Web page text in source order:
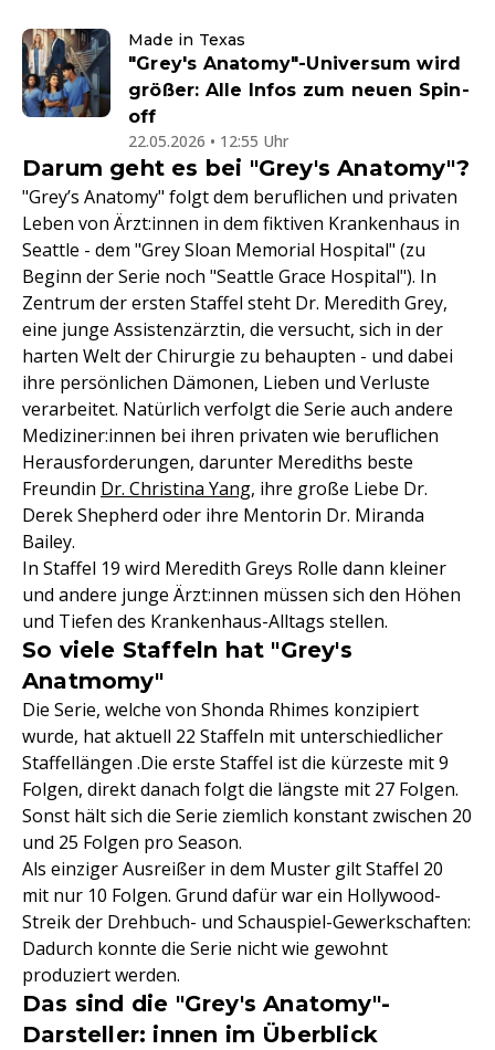
Made in Texas
"Grey's Anatomy"-Universum wird
größer: Alle Infos zum neuen Spin-
off
22.05.2026 • 12:55 Uhr
Darum geht es bei "Grey's Anatomy"?
"Grey’s Anatomy" folgt dem beruflichen und privaten
Leben von Ärzt:innen in dem fiktiven Krankenhaus in
Seattle - dem "Grey Sloan Memorial Hospital" (zu
Beginn der Serie noch "Seattle Grace Hospital"). In
Zentrum der ersten Staffel steht Dr. Meredith Grey,
eine junge Assistenzärztin, die versucht, sich in der
harten Welt der Chirurgie zu behaupten - und dabei
ihre persönlichen Dämonen, Lieben und Verluste
verarbeitet. Natürlich verfolgt die Serie auch andere
Mediziner:innen bei ihren privaten wie beruflichen
Herausforderungen, darunter Merediths beste
Freundin Dr. Christina Yang, ihre große Liebe Dr.
Derek Shepherd oder ihre Mentorin Dr. Miranda
Bailey.
In Staffel 19 wird Meredith Greys Rolle dann kleiner
und andere junge Ärzt:innen müssen sich den Höhen
und Tiefen des Krankenhaus-Alltags stellen.
So viele Staffeln hat "Grey's
Anatmomy"
Die Serie, welche von Shonda Rhimes konzipiert
wurde, hat aktuell 22 Staffeln mit unterschiedlicher
Staffellängen .Die erste Staffel ist die kürzeste mit 9
Folgen, direkt danach folgt die längste mit 27 Folgen.
Sonst hält sich die Serie ziemlich konstant zwischen 20
und 25 Folgen pro Season.
Als einziger Ausreißer in dem Muster gilt Staffel 20
mit nur 10 Folgen. Grund dafür war ein Hollywood-
Streik der Drehbuch- und Schauspiel-Gewerkschaften:
Dadurch konnte die Serie nicht wie gewohnt
produziert werden.
Das sind die "Grey's Anatomy"-
Darsteller: innen im Überblick